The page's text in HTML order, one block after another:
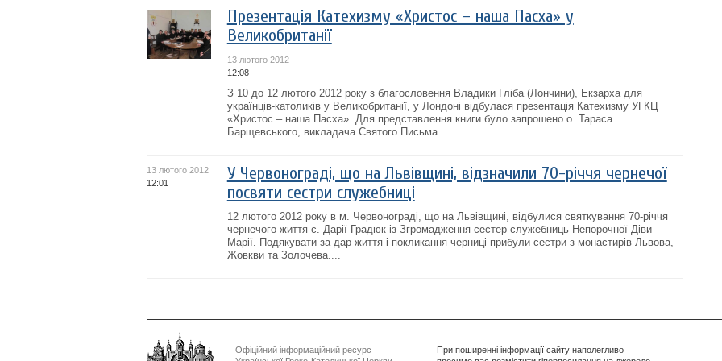
Презентація Катехизму «Христос – наша Пасха» у
Великобританії
13 лютого 2012
12:08
З 10 до 12 лютого 2012 року з благословення Владики Гліба (Лончини), Екзарха для
українців-католиків у Великобританії, у Лондоні відбулася презентація Катехизму УГКЦ
«Христос – наша Пасха». Для представлення книги було запрошено о. Тараса
Барщевського, викладача Святого Письма...
13 лютого 2012
12:01
У Червонограді, що на Львівщині, відзначили 70-річчя чернечої
посвяти сестри служебниці
12 лютого 2012 року в м. Червонограді, що на Львівщині, відбулися святкування 70-річчя
чернечого життя с. Дарії Градюк із Згромадження сестер служебниць Непорочної Діви
Марії. Подякувати за дар життя і покликання черниці прибули сестри з монастирів Львова,
Жовкви та Золочева....
Офіційний інформаційний ресурс
При поширенні інформації сайту наполегливо